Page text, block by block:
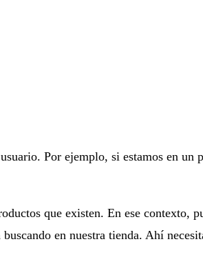
Por ejemplo, si estamos en un
que existen. En ese contexto,
en nuestra tienda. Ahí